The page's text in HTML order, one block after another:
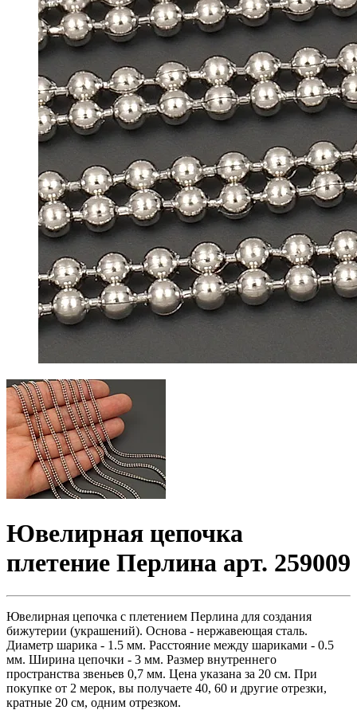
Ювелирная цепочка
плетение Перлина арт. 259009
Ювелирная цепочка с плетением Перлина для создания
бижутерии (украшений). Основа - нержавеющая сталь.
Диаметр шарика - 1.5 мм. Расстояние между шариками - 0.5
мм. Ширина цепочки - 3 мм. Размер внутреннего
пространства звеньев 0,7 мм. Цена указана за 20 см. При
покупке от 2 мерок, вы получаете 40, 60 и другие отрезки,
кратные 20 см, одним отрезком.